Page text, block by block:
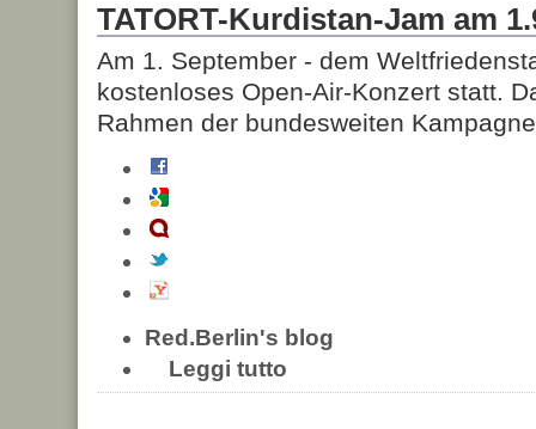
TATORT-Kurdistan-Jam am
Am 1. September - dem
kostenloses Open-Air-Konzert statt.
Rahmen der bundesweiten
Red.Berlin's blog
Leggi tutto